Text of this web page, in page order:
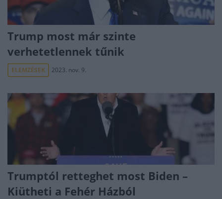
Trump most már szinte
verhetetlennek tűnik
ELEMZÉSEK 2023. nov. 9.
Trumptól retteghet most Biden –
Kiütheti a Fehér Házból